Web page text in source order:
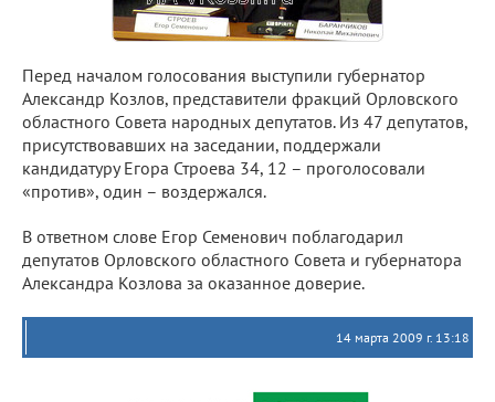
Перед началом голосования выступили губернатор
Александр Козлов, представители фракций Орловского
областного Совета народных депутатов. Из 47 депутатов,
присутствовавших на заседании, поддержали
кандидатуру Егора Строева 34, 12 – проголосовали
«против», один – воздержался.
В ответном слове Егор Семенович поблагодарил
депутатов Орловского областного Совета и губернатора
Александра Козлова за оказанное доверие.
14 марта 2009 г. 13:18